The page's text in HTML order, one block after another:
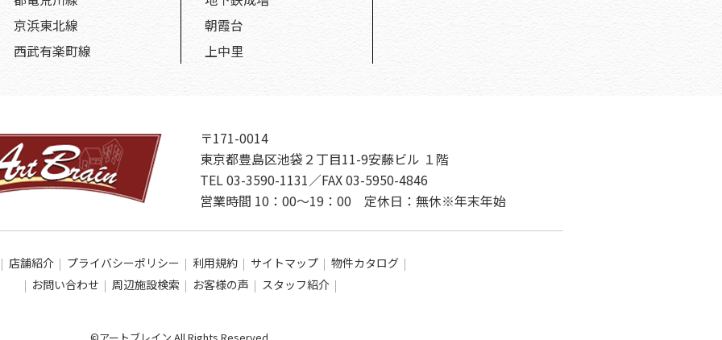
京浜東北線
西武有楽町線
朝霞台
上中里
〒171-0014
東京都豊島区池袋２丁目11-9安藤ビル １階
TEL 03-3590-1131／FAX 03-5950-4846
営業時間 10：00～19：00 定休日：無休※年末年始
店舗紹介 プライバシーポリシー 利用規約 サイトマップ
物件カタログ
お問い合わせ
周辺施設検索 お客様の声 スタッフ紹介